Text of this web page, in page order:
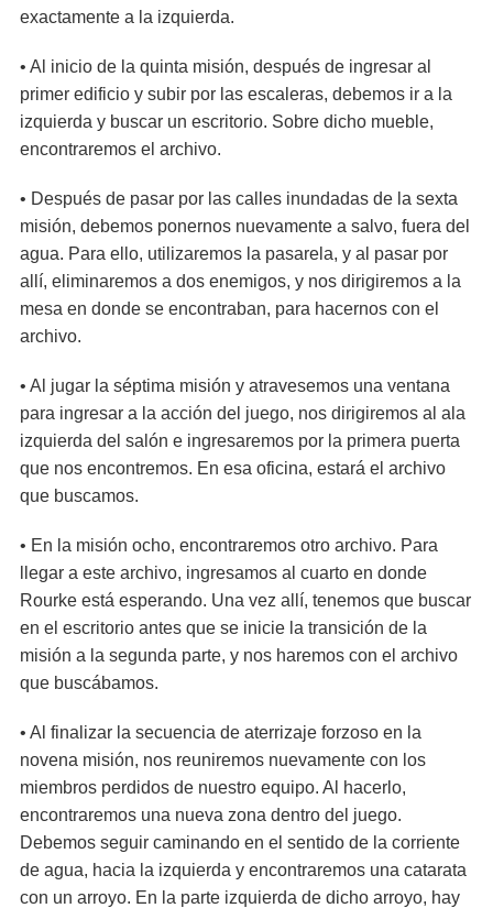
exactamente a la izquierda.
• Al inicio de la quinta misión, después de ingresar al
primer edificio y subir por las escaleras, debemos ir a la
izquierda y buscar un escritorio. Sobre dicho mueble,
encontraremos el archivo.
• Después de pasar por las calles inundadas de la sexta
misión, debemos ponernos nuevamente a salvo, fuera del
agua. Para ello, utilizaremos la pasarela, y al pasar por
allí, eliminaremos a dos enemigos, y nos dirigiremos a la
mesa en donde se encontraban, para hacernos con el
archivo.
• Al jugar la séptima misión y atravesemos una ventana
para ingresar a la acción del juego, nos dirigiremos al ala
izquierda del salón e ingresaremos por la primera puerta
que nos encontremos. En esa oficina, estará el archivo
que buscamos.
• En la misión ocho, encontraremos otro archivo. Para
llegar a este archivo, ingresamos al cuarto en donde
Rourke está esperando. Una vez allí, tenemos que buscar
en el escritorio antes que se inicie la transición de la
misión a la segunda parte, y nos haremos con el archivo
que buscábamos.
• Al finalizar la secuencia de aterrizaje forzoso en la
novena misión, nos reuniremos nuevamente con los
miembros perdidos de nuestro equipo. Al hacerlo,
encontraremos una nueva zona dentro del juego.
Debemos seguir caminando en el sentido de la corriente
de agua, hacia la izquierda y encontraremos una catarata
con un arroyo. En la parte izquierda de dicho arroyo, hay